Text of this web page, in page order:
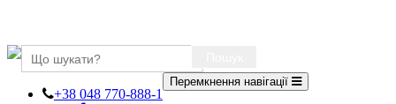
+38 048 770-888-1
Перемкнення навігації